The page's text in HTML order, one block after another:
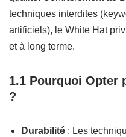
techniques interdites
artificiels), le White Hat
et à long terme.
1.1 Pourquoi Opter
?
Durabilité : Les